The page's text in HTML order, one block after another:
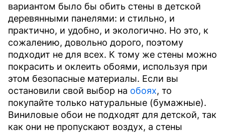
вариантом было бы обить стены в детской
деревянными панелями: и стильно, и
практично, и удобно, и экологично. Но это, к
сожалению, довольно дорого, поэтому
подходит не для всех. К тому же стены можно
покрасить и оклеить обоями, используя при
этом безопасные материалы. Если вы
остановили свой выбор на обоях, то
покупайте только натуральные (бумажные).
Виниловые обои не подходят для детской, так
как они не пропускают воздух, а стены